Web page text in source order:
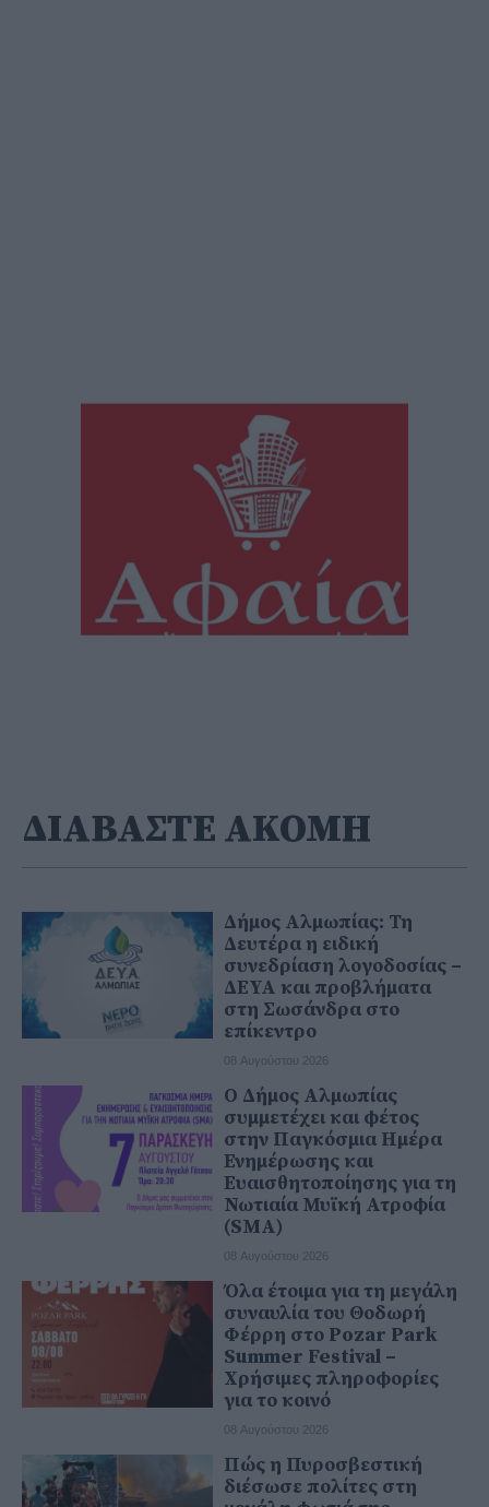
ΔΙΑΒΑΣΤΕ ΑΚΟΜΗ
Δήμος Αλμωπίας: Τη
Δευτέρα η ειδική
συνεδρίαση λογοδοσίας –
ΔΕΥΑ και προβλήματα
στη Σωσάνδρα στο
επίκεντρο
08 Αυγούστου 2026
Ο Δήμος Αλμωπίας
συμμετέχει και φέτος
στην Παγκόσμια Ημέρα
Ενημέρωσης και
Ευαισθητοποίησης για τη
Νωτιαία Μυϊκή Ατροφία
(SMA)
08 Αυγούστου 2026
Όλα έτοιμα για τη μεγάλη
συναυλία του Θοδωρή
Φέρρη στο Pozar Park
Summer Festival –
Χρήσιμες πληροφορίες
για το κοινό
08 Αυγούστου 2026
Πώς η Πυροσβεστική
διέσωσε πολίτες στη